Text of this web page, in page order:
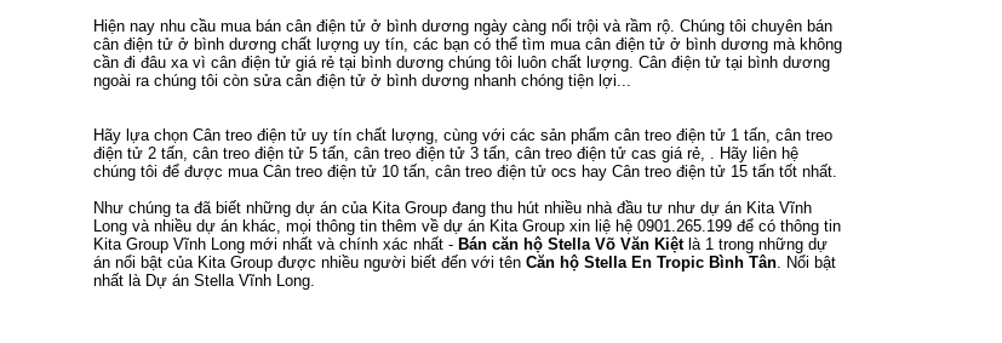
Hiện nay nhu cầu mua bán cân điện tử ở bình dương ngày càng nổi trội và rầm rộ. Chúng tôi chuyên bán
cân điện tử ở bình dương chất lượng uy tín, các bạn có thể tìm mua cân điện tử ở bình dương mà không
cần đi đâu xa vì cân điện tử giá rẻ tại bình dương chúng tôi luôn chất lượng. Cân điện tử tại bình dương
ngoài ra chúng tôi còn sửa cân điện tử ở bình dương nhanh chóng tiện lợi...
Hãy lựa chọn Cân treo điện tử uy tín chất lượng, cùng với các sản phẩm cân treo điện tử 1 tấn cân treo
điện tử 2 tấn cân treo điện tử 5 tấn cân treo điện tử 3 tấn cân treo điện tử cas giá rẻ, . Hãy liên hệ
chúng tôi để được mua Cân treo điện tử 10 tấn cân treo điện tử ocs hay Cân treo điện tử 15 tấn tốt nhất.
Như chúng ta đã biết những dự án của Kita Group đang thu hút nhiều nhà đầu tư như dự án Kita Vĩnh
Long và nhiều dự án khác, mọi thông tin thêm về dự án Kita Group xin liệ hệ 0901.265.199 để có thông tin
Kita Group Vĩnh Long mới nhất và chính xác nhất - Bán căn hộ Stella Võ Văn Kiệtlà 1 trong những dự
án nổi bật của Kita Group được nhiều người biết đến với tên Căn hộ Stella En Tropic Bình Tân . Nổi bật
nhất là Dự án Stella Vĩnh Long